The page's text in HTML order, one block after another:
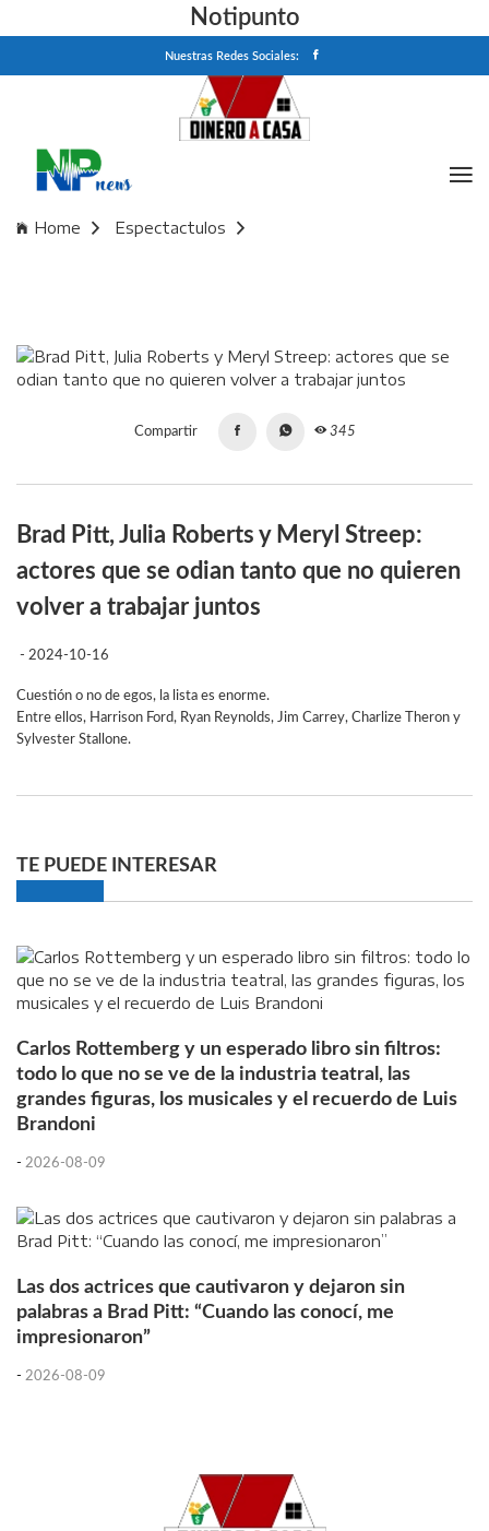
Notipunto
Nuestras Redes Sociales:
Home
Espectactulos
Compartir 345
Brad Pitt, Julia Roberts y Meryl Streep:
actores que se odian tanto que no quieren
volver a trabajar juntos
- 2024-10-16
Cuestión o no de egos, la lista es enorme.
Entre ellos, Harrison Ford, Ryan Reynolds, Jim Carrey, Charlize Theron y
Sylvester Stallone.
TE PUEDE INTERESAR
Carlos Rottemberg y un esperado libro sin filtros:
todo lo que no se ve de la industria teatral, las
grandes figuras, los musicales y el recuerdo de Luis
Brandoni
- 2026-08-09
Las dos actrices que cautivaron y dejaron sin
palabras a Brad Pitt: “Cuando las conocí, me
impresionaron”
- 2026-08-09